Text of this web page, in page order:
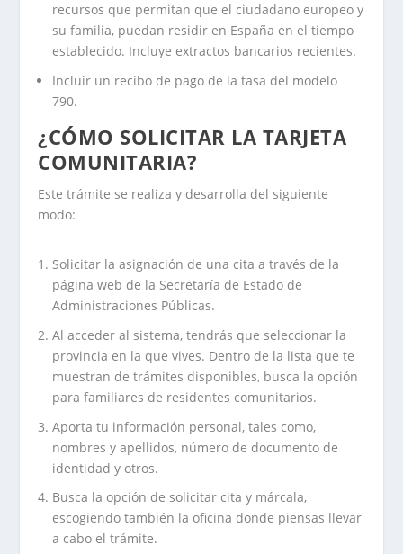
recursos que permitan que el ciudadano europeo y
su familia, puedan residir en España en el tiempo
establecido. Incluye extractos bancarios recientes.
Incluir un recibo de pago de la tasa del modelo
790.
¿CÓMO SOLICITAR LA TARJETA
COMUNITARIA?
Este trámite se realiza y desarrolla del siguiente
modo:
Solicitar la asignación de una cita a través de la
página web de la Secretaría de Estado de
Administraciones Públicas.
Al acceder al sistema, tendrás que seleccionar la
provincia en la que vives. Dentro de la lista que te
muestran de trámites disponibles, busca la opción
para familiares de residentes comunitarios.
Aporta tu información personal, tales como,
nombres y apellidos, número de documento de
identidad y otros.
Busca la opción de solicitar cita y márcala,
escogiendo también la oficina donde piensas llevar
a cabo el trámite.